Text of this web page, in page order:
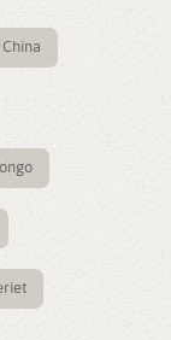
China